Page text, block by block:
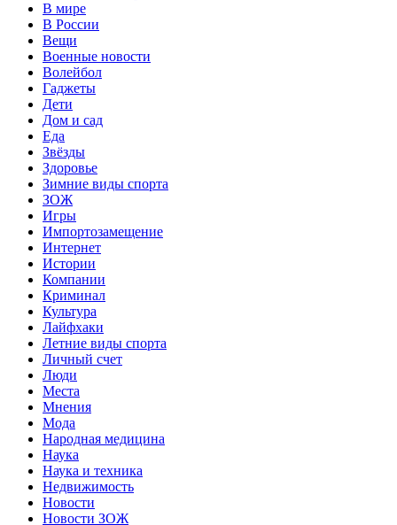
В мире
В России
Вещи
Военные новости
Волейбол
Гаджеты
Дети
Дом и сад
Еда
Звёзды
Здоровье
Зимние виды спорта
ЗОЖ
Игры
Импортозамещение
Интернет
Истории
Компании
Криминал
Культура
Лайфхаки
Летние виды спорта
Личный счет
Люди
Места
Мнения
Мода
Народная медицина
Наука
Наука и техника
Недвижимость
Новости
Новости ЗОЖ